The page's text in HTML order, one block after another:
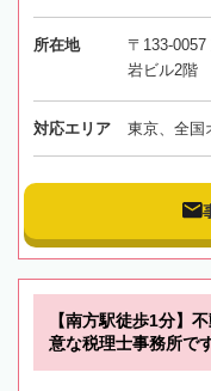
所在地
〒133-
岩ビル2階
対応エリア 東京、全国
【南方駅徒歩1分】
意な税理士事務所で